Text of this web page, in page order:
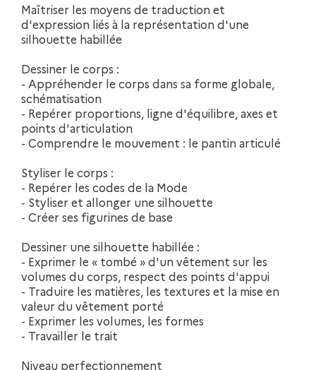
Maîtriser les moyens de traduction et
d'expression liés à la représentation d'une
silhouette habillée
Dessiner le corps :
- Appréhender le corps dans sa forme globale,
schématisation
- Repérer proportions, ligne d'équilibre, axes et
points d'articulation
- Comprendre le mouvement : le pantin articulé
Styliser le corps :
- Repérer les codes de la Mode
- Styliser et allonger une silhouette
- Créer ses figurines de base
Dessiner une silhouette habillée :
- Exprimer le « tombé » d'un vêtement sur les
volumes du corps, respect des points d'appui
- Traduire les matières, les textures et la mise en
valeur du vêtement porté
- Exprimer les volumes, les formes
- Travailler le trait
Niveau perfectionnement